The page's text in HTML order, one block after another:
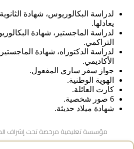
لدراسة البكالوريوس، شهادة
يعادلها.
لدراسة الماجستير، شهادة
التراكمي.
لدراسة الدكتوراه، شهادة
الأكاديمي.
جواز سفر ساري المفعول.
الهوية الوطنية.
كارت العائلة.
6 صور شخصية.
شهادة ميلاد حديثة.
مؤسسة تعليمية مرخصة تحت إشراف